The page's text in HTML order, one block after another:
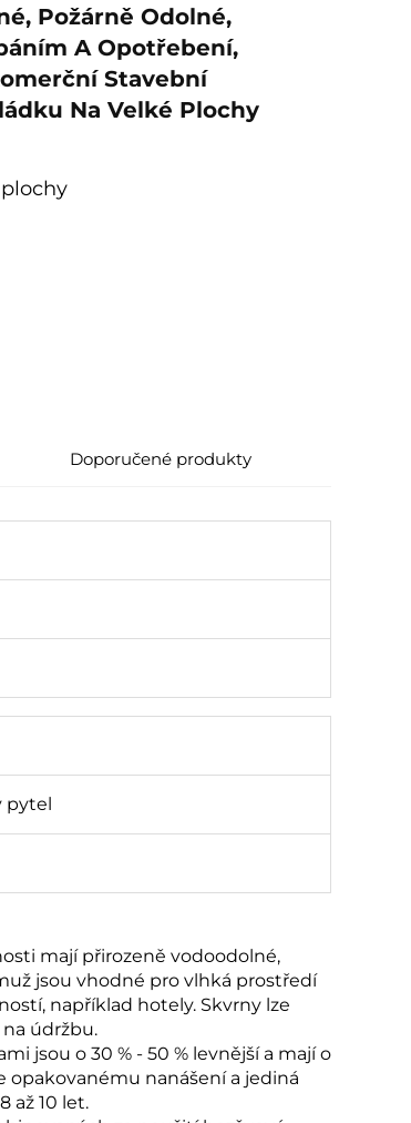
Požárně Odolné,
A Opotřebení,
Stavební
Na Velké Plochy
Doporučené produkty
pytel
mají přirozeně vodoodolné,
jsou vhodné pro vlhká prostředí
například hotely. Skvrny lze
údržbu.
jsou o 30 % - 50 % levnější a mají o
opakovanému nanášení a jediná
až 10 let.